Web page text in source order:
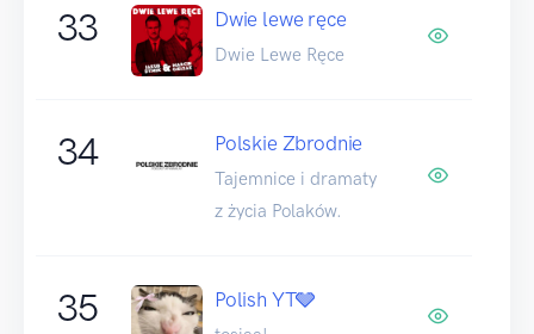
33 Dwie lewe ręce
Dwie Lewe Ręce
34 Polskie Zbrodnie
Tajemnice i dramaty
z życia Polaków.
35 Polish YT🩶